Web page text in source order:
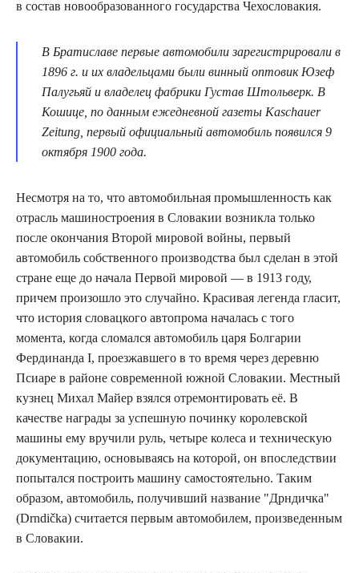
в состав новообразованного государства Чехословакия.
В Братиславе первые автомобили зарегистрировали в
1896 г. и их владельцами были винный оптовик Юзеф
Палугьяй и владелец фабрики Густав Штольверк. В
Кошице, по данным ежедневной газеты Kaschauer
Zeitung, первый официальный автомобиль появился 9
октября 1900 года.
Несмотря на то, что автомобильная промышленность как
отрасль машиностроения в Словакии возникла только
после окончания Второй мировой войны, первый
автомобиль собственного производства был сделан в этой
стране еще до начала Первой мировой — в 1913 году,
причем произошло это случайно. Красивая легенда гласит,
что история словацкого автопрома началась с того
момента, когда сломался автомобиль царя Болгарии
Фердинанда I, проезжавшего в то время через деревню
Псиаре в районе современной южной Словакии. Местный
кузнец Михал Майер взялся отремонтировать её. В
качестве награды за успешную починку королевской
машины ему вручили руль, четыре колеса и техническую
документацию, основываясь на которой, он впоследствии
попытался построить машину самостоятельно. Таким
образом, автомобиль, получивший название "Дрндичка"
(Drndička) считается первым автомобилем, произведенным
в Словакии.